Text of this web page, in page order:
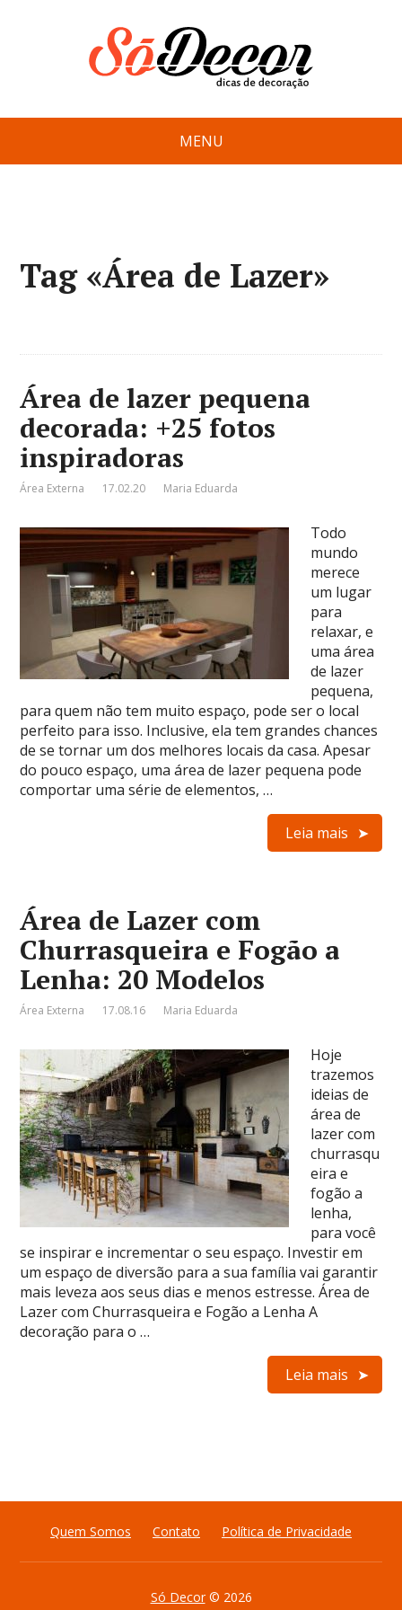
MENU
Tag «Área de Lazer»
Área de lazer pequena
decorada: +25 fotos
inspiradoras
Área Externa 17.02.20 Maria Eduarda
Todo
mundo
merece
um lugar
para
relaxar, e
uma área
de lazer
pequena,
para quem não tem muito espaço, pode ser o local
perfeito para isso. Inclusive, ela tem grandes chances
de se tornar um dos melhores locais da casa. Apesar
do pouco espaço, uma área de lazer pequena pode
comportar uma série de elementos, …
Leia mais
Área de Lazer com
Churrasqueira e Fogão a
Lenha: 20 Modelos
Área Externa 17.08.16 Maria Eduarda
Hoje
trazemos
ideias de
área de
lazer com
churrasqu
eira e
fogão a
lenha,
para você
se inspirar e incrementar o seu espaço. Investir em
um espaço de diversão para a sua família vai garantir
mais leveza aos seus dias e menos estresse. Área de
Lazer com Churrasqueira e Fogão a Lenha A
decoração para o …
Leia mais
Quem Somos Contato Política de Privacidade
Só Decor© 2026